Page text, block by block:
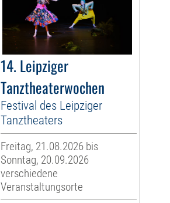
14. Leipziger
Tanztheaterwochen
Festival des Leipziger
Tanztheaters
Freitag, 21.08.2026 bis
Sonntag, 20.09.2026
verschiedene
Veranstaltungsorte